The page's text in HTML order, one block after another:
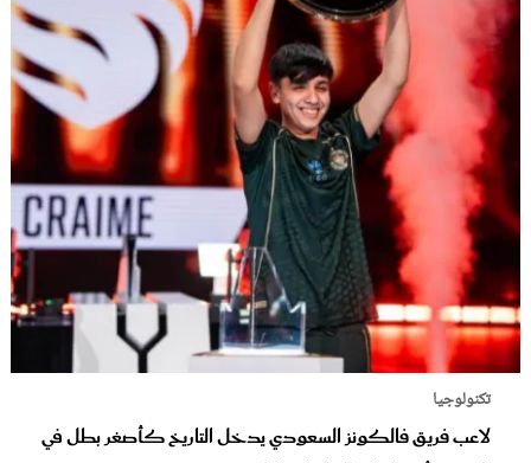
تكنولوجيا
لاعب فريق فالكونز السعودي يدخل التاريخ كأصغر بطل في